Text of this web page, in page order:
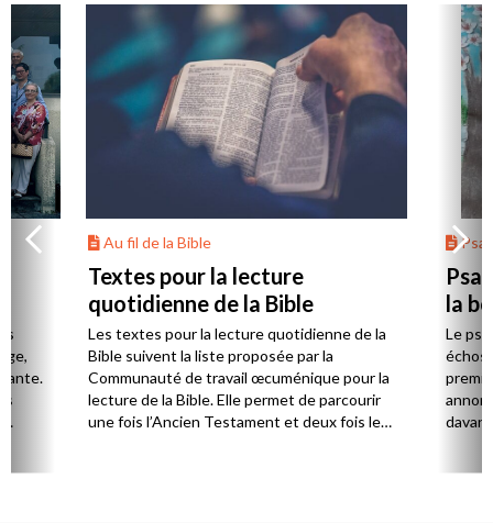
Au fil de la Bible
Textes pour la lecture
quotidienne de la Bible
Les textes pour la lecture quotidienne de la
Bible suivent la liste proposée par la
Communauté de travail œcuménique pour la
lecture de la Bible. Elle permet de parcourir
une fois l’Ancien Testament et deux fois le
la
Le
échos